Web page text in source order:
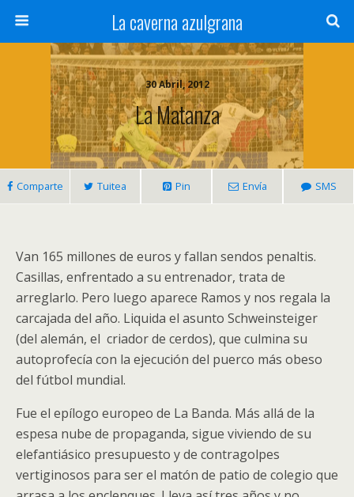
La caverna azulgrana
30 Abril, 2012
La Matanza
Comparte Tuitea Pin Envía SMS
Van 165 millones de euros y fallan sendos penaltis.
Casillas, enfrentado a su entrenador, trata de
arreglarlo. Pero luego aparece Ramos y nos regala la
carcajada del año. Liquida el asunto Schweinsteiger
(del alemán, el criador de cerdos), que culmina su
autoprofecía con la ejecución del puerco más obeso
del fútbol mundial.
Fue el epílogo europeo de La Banda. Más allá de la
espesa nube de propaganda, sigue viviendo de su
elefantiásico presupuesto y de contragolpes
vertiginosos para ser el matón de patio de colegio que